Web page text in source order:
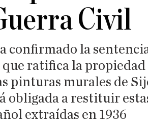
Civil
confirmado la
ratifica la propiedad
pinturas murales de
obligada a restituir
extraídas en 1936